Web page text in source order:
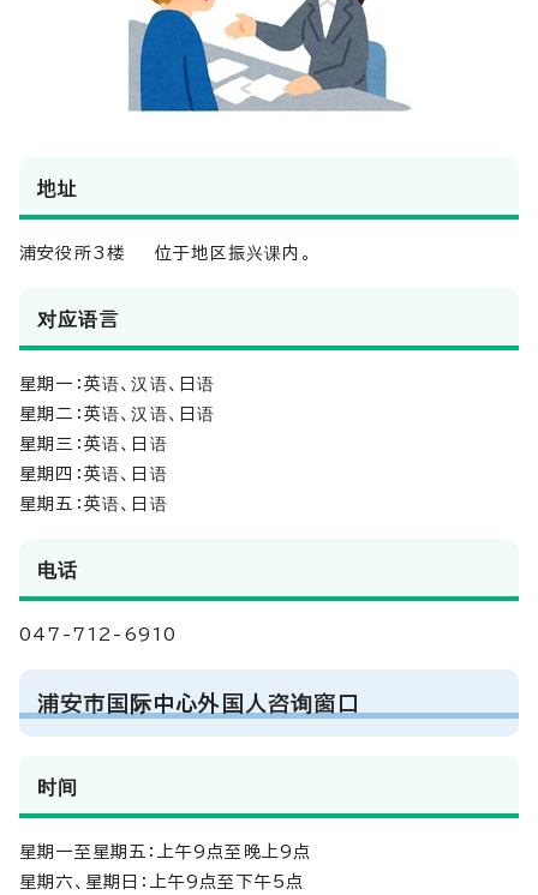
地址
浦安役所3楼 位于地区振兴课内。
对应语言
星期一：英语、汉语、日语
星期二：英语、汉语、日语
星期三：英语、日语
星期四：英语、日语
星期五：英语、日语
电话
047-712-6910
浦安市国际中心外国人咨询窗口
时间
星期一至星期五：上午9点至晚上9点
星期六、星期日：上午9点至下午5点